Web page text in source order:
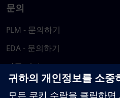
문의
PLM - 문의하기
EDA - 문의하기
각국 지사
지원 센터